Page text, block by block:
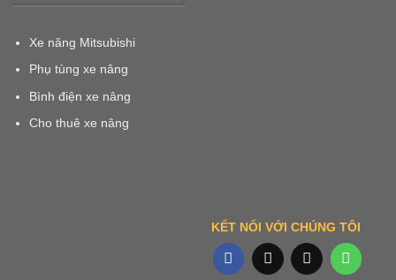
Xe nâng Mitsubishi
Phụ tùng xe nâng
Bình điện xe nâng
Cho thuê xe nâng
KẾT NỐI VỚI CHÚNG TÔI